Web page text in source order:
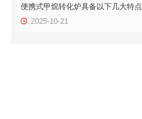
便携式甲烷转化炉具备以下几大特点
2025-10-21